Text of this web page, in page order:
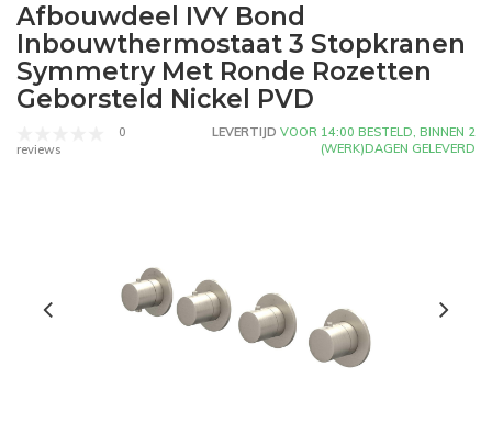
Afbouwdeel IVY Bond
Inbouwthermostaat 3 Stopkranen
Symmetry Met Ronde Rozetten
Geborsteld Nickel PVD
0
reviews
LEVERTIJD VOOR 14:00 BESTELD, BINNEN 2
(WERK)DAGEN GELEVERD